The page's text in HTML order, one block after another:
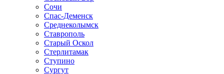
Сочи
Спас-Деменск
Среднеколымск
Ставрополь
Старый Оскол
Стерлитамак
Ступино
Сургут